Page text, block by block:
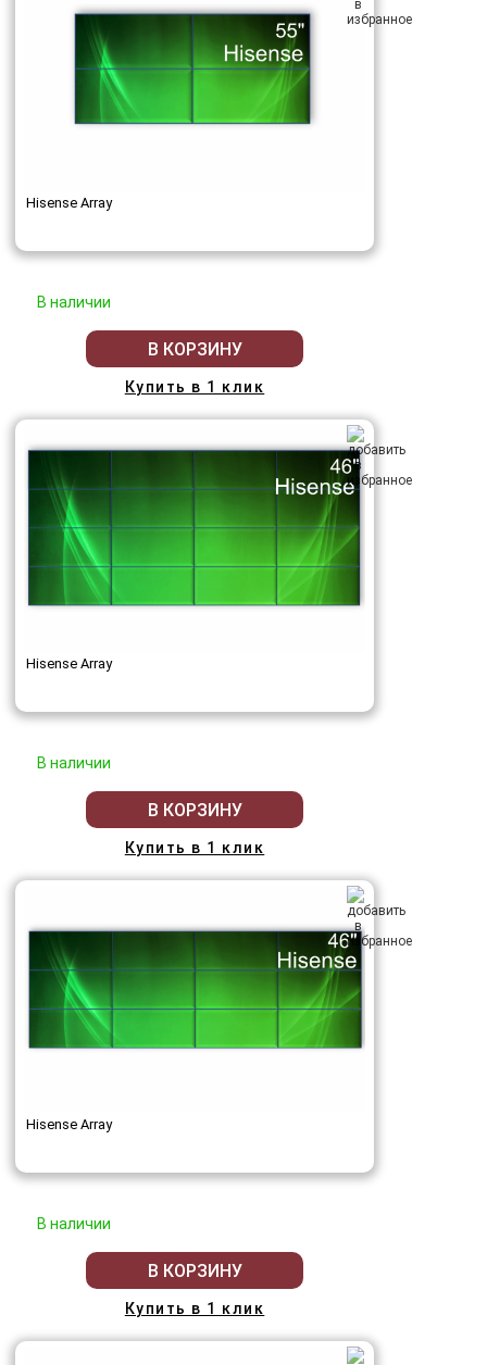
Hisense Array
В наличии
В КОРЗИНУ
Купить в 1 клик
Hisense Array
В наличии
В КОРЗИНУ
Купить в 1 клик
Hisense Array
В наличии
В КОРЗИНУ
Купить в 1 клик